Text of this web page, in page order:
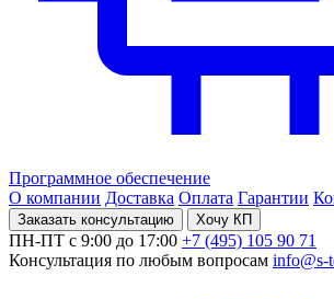
Программное обеспечение
О компании Доставка Оплата Гарантии
Заказать консультацию Хочу КП
ПН-ПТ с 9:00 до 17:00 +7 (495) 105 90 71
Консультация по любым вопросам info@s-